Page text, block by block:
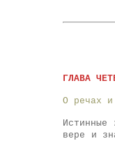
ГЛАВА
О речах и
вере и